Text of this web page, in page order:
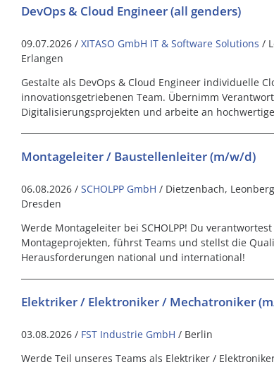
DevOps & Cloud Engineer (all genders)
09.07.2026 / XITASO GmbH IT & Software Solutions /
Erlangen
Gestalte als DevOps & Cloud Engineer individuelle
innovationsgetriebenen Team. Übernimm
Digitalisierungsprojekten und arbeite an
Montageleiter / Baustellenleiter (m/w/d)
06.08.2026 / SCHOLPP GmbH / Dietzenbach,
Dresden
Werde Montageleiter bei SCHOLPP! Du
Montageprojekten, führst Teams und stellst die
Herausforderungen national und international!
Elektriker / Elektroniker / Mechatroniker
03.08.2026 / FST Industrie GmbH / Berlin
Werde Teil unseres Teams als Elektriker /